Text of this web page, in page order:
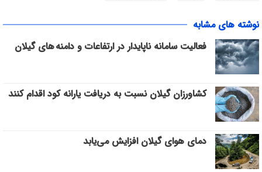
نوشته های مشابه
فعالیت سامانه ناپایدار در ارتفاعات و دامنه های گیلان
کشاورزان گیلان نسبت به دریافت یارانه کود اقدام کنند
دمای هوای گیلان افزایش می‌یابد